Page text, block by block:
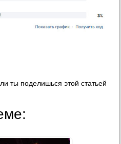
ты поделишься этой статьей